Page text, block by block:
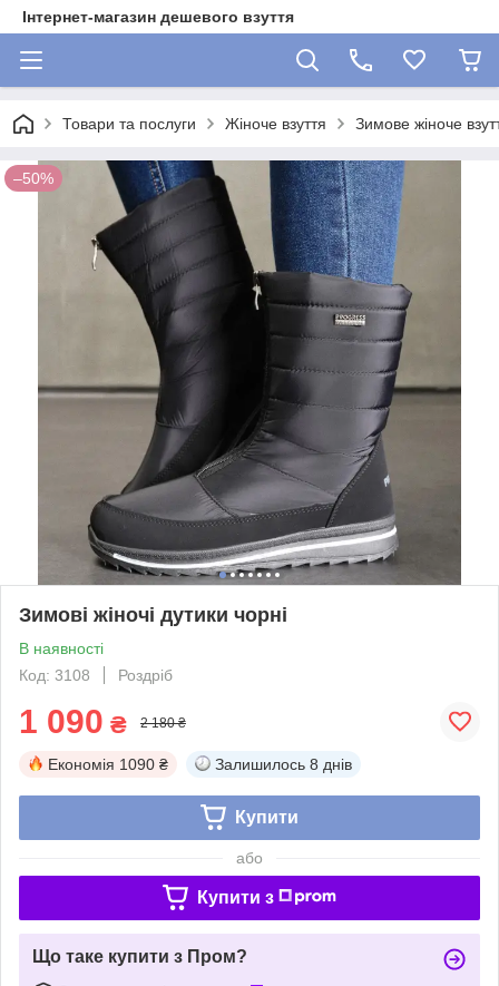
Інтернет-магазин дешевого взуття
Товари та послуги Жіноче взуття Зимове жіноче
–50%
Зимові жіночі дутики чорні
В наявності
Код: 3108
Роздріб
1 090 ₴ 2 180 ₴
Економія 1090 ₴ Залишилось 8 днів
Купити
або
Купити з
Що таке купити з Пром?